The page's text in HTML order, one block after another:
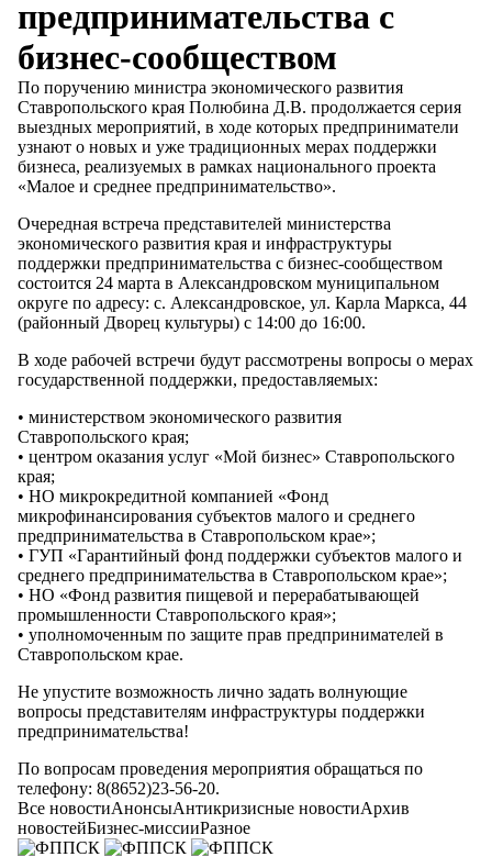
предпринимательства с
бизнес-сообществом
По поручению министра экономического развития
Ставропольского края Полюбина Д.В. продолжается серия
выездных мероприятий, в ходе которых предприниматели
узнают о новых и уже традиционных мерах поддержки
бизнеса, реализуемых в рамках национального проекта
«Малое и среднее предпринимательство».
Очередная встреча представителей министерства
экономического развития края и инфраструктуры
поддержки предпринимательства с бизнес-сообществом
состоится 24 марта в Александровском муниципальном
округе по адресу: с. Александровское, ул. Карла Маркса, 44
(районный Дворец культуры) с 14:00 до 16:00.
В ходе рабочей встречи будут рассмотрены вопросы о мерах
государственной поддержки, предоставляемых:
• министерством экономического развития
Ставропольского края;
• центром оказания услуг «Мой бизнес» Ставропольского
края;
• НО микрокредитной компанией «Фонд
микрофинансирования субъектов малого и среднего
предпринимательства в Ставропольском крае»;
• ГУП «Гарантийный фонд поддержки субъектов малого и
среднего предпринимательства в Ставропольском крае»;
• НО «Фонд развития пищевой и перерабатывающей
промышленности Ставропольского края»;
• уполномоченным по защите прав предпринимателей в
Ставропольском крае.
Не упустите возможность лично задать волнующие
вопросы представителям инфраструктуры поддержки
предпринимательства!
По вопросам проведения мероприятия обращаться по
телефону: 8(8652)23-56-20.
Все новостиАнонсыАнтикризисные новостиАрхив
новостейБизнес-миссииРазное